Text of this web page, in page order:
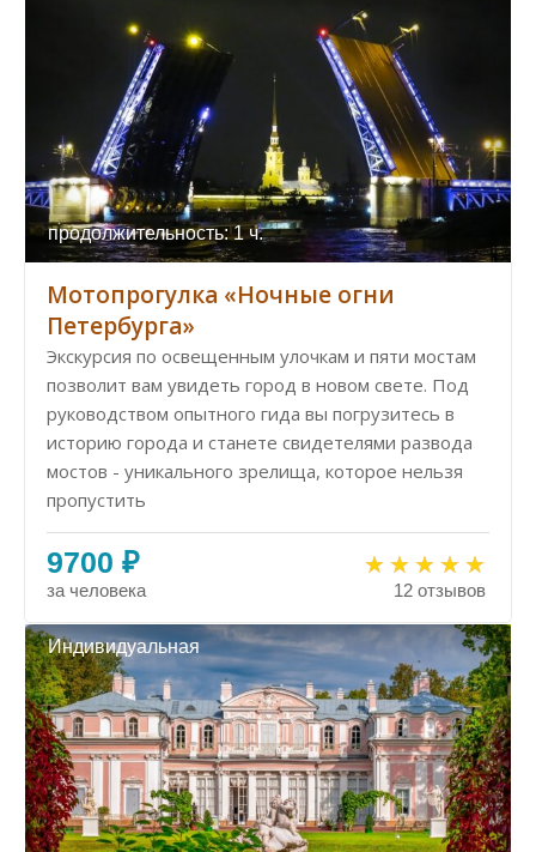
продолжительность: 1 ч.
Мотопрогулка «Ночные огни
Петербурга»
Экскурсия по освещенным улочкам и пяти мостам
позволит вам увидеть город в новом свете. Под
руководством опытного гида вы погрузитесь в
историю города и станете свидетелями развода
мостов - уникального зрелища, которое нельзя
пропустить
9700 ₽
за человека 12 отзывов
Индивидуальная